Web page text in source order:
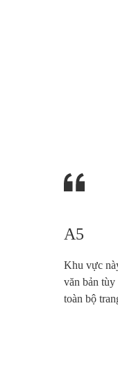
A5
Khu vực
văn bản tùy
toàn bộ